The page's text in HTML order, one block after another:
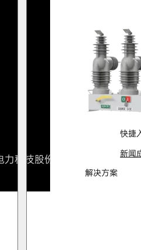
快捷
新闻
解决方案
科技股份有限公司 All